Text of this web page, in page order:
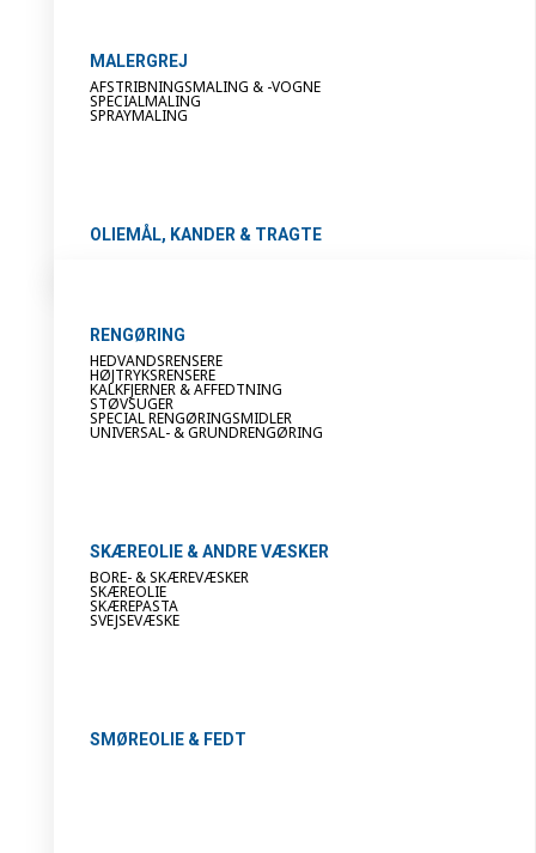
MALERGREJ
AFSTRIBNINGSMALING & -VOGNE
SPECIALMALING
SPRAYMALING
OLIEMÅL, KANDER & TRAGTE
RENGØRING
HEDVANDSRENSERE
HØJTRYKSRENSERE
KALKFJERNER & AFFEDTNING
STØVSUGER
SPECIAL RENGØRINGSMIDLER
UNIVERSAL- & GRUNDRENGØRING
SKÆREOLIE & ANDRE VÆSKER
BORE- & SKÆREVÆSKER
SKÆREOLIE
SKÆREPASTA
SVEJSEVÆSKE
SMØREOLIE & FEDT